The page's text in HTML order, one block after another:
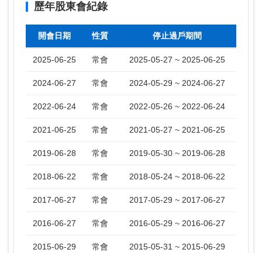
歷年股東會紀錄
開會日期 性質 停止過戶期間
2025-06-25 常會 2025-05-27 ~ 2025-06-25
2024-06-27 常會 2024-05-29 ~ 2024-06-27
2022-06-24 常會 2022-05-26 ~ 2022-06-24
2021-06-25 常會 2021-05-27 ~ 2021-06-25
2019-06-28 常會 2019-05-30 ~ 2019-06-28
2018-06-22 常會 2018-05-24 ~ 2018-06-22
2017-06-27 常會 2017-05-29 ~ 2017-06-27
2016-06-27 常會 2016-05-29 ~ 2016-06-27
2015-06-29 常會 2015-05-31 ~ 2015-06-29